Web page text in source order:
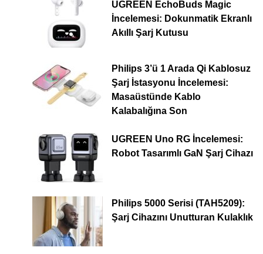
UGREEN EchoBuds Magic
İncelemesi: Dokunmatik Ekranlı
Akıllı Şarj Kutusu
Philips 3’ü 1 Arada Qi Kablosuz
Şarj İstasyonu İncelemesi:
Masaüstünde Kablo
Kalabalığına Son
UGREEN Uno RG İncelemesi:
Robot Tasarımlı GaN Şarj Cihazı
Philips 5000 Serisi (TAH5209):
Şarj Cihazını Unutturan Kulaklık